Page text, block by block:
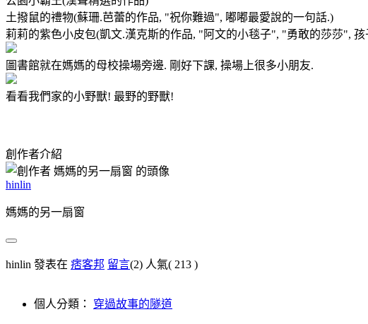
土撥鼠的禮物(蘇珊.芭蕾的作品, "祝你難過", 嘟嘟最愛說的一句話.)
莉莉的紫色小皮包(凱文.漢克斯的作品, "阿文的小毯子", "勇敢的莎莎",
圖書館就在媽媽的母校操場旁邊. 剛好下課, 操場上很多小朋友.
看看我們家的小野獸! 最野的野獸!
創作者介紹
hinlin
媽媽的另一扇窗
hinlin 發表在 痞客邦 留言(2) 人氣( 213 )
個人分類： 穿過故事的隧道